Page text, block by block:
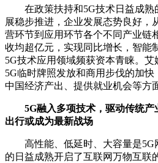
在政策扶持和5G技术日益成熟
展稳步推进，企业发展态势良好，
营环节到应用环节各个不同产业链
收均超亿元，实现同比增长，智能
5G技术应用领域频获资本青睐。
5G临时牌照发放和商用步伐的加
中国经济产出、提供就业机会等方
5G融入多项技术，驱动传统产
出行或成为最新战场
高性能、低延时、大容量是5G
的日益成熟开启了互联网万物互联